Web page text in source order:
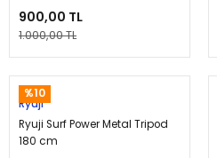
900,00 TL
1.000,00 TL
%10
Ryuji
Ryuji Surf Power Metal Tripod
180 cm